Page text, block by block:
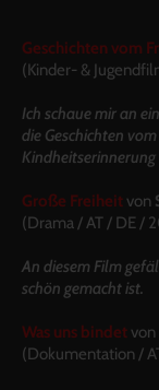
Geschichten vom
(Kinder- &
Ich schaue mir an
die Geschichten
Große Freiheit von
(Drama / AT / DE /
An diesem Film
schön gemacht ist.
Was uns bindet von
(Dokumentation /